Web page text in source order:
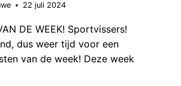
22 juli 2024
DE WEEK! Sportvissers!
dus weer tijd voor een
van de week! Deze week